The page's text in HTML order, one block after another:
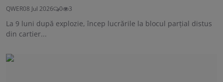
QWER08 Jul 2026 0 3
La 9 luni după explozie, încep lucrările la blocul parțial distus
din cartier...